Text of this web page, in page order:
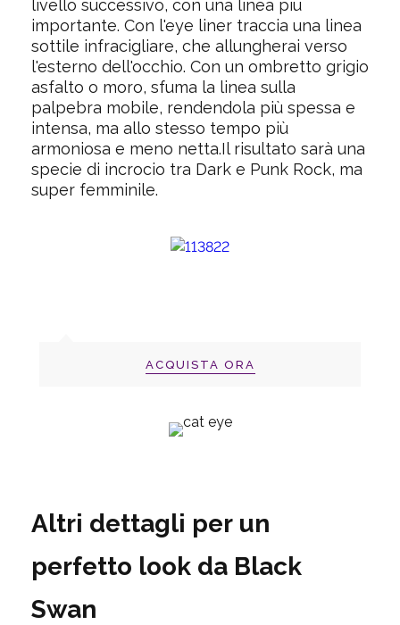
livello successivo, con una linea più
importante. Con l'eye liner traccia una linea
sottile infracigliare, che allungherai verso
l'esterno dell'occhio. Con un ombretto grigio
asfalto o moro, sfuma la linea sulla
palpebra mobile, rendendola più spessa e
intensa, ma allo stesso tempo più
armoniosa e meno netta.Il risultato sarà una
specie di incrocio tra Dark e Punk Rock, ma
super femminile.
ACQUISTA ORA
Altri dettagli per un
perfetto look da Black
Swan